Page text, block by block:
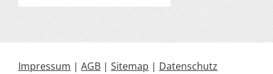
Impressum | AGB | Sitemap | Datenschutz